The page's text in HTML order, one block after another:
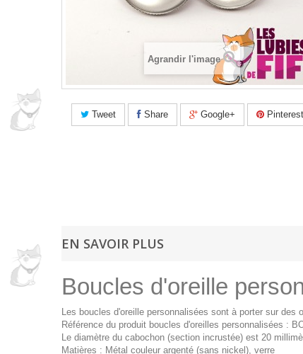
Agrandir l'image
Tweet Share Google+ Pinterest
EN SAVOIR PLUS
Boucles d'oreille
Les boucles d'oreille personnalisées sont à porter sur des
Référence du produit boucles d'oreilles personnalisées :
Le diamètre du cabochon (section incrustée) est 20
Matières : Métal couleur argenté (sans nickel), verre